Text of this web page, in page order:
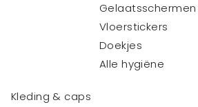
Gelaatsschermen
Vloerstickers
Doekjes
Alle hygiëne
Kleding & caps